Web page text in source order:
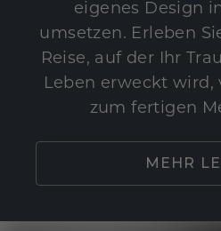
eigenes Design
umsetzen. Erleben
Reise, auf der Ihr
Leben erweckt wird,
zum fertigen
MEHR